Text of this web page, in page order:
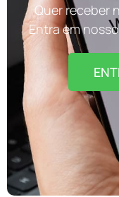
Quer receber
Entra em